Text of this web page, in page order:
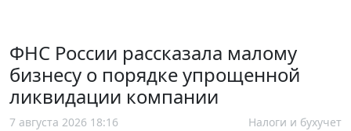
ФНС России рассказала малому
бизнесу о порядке упрощенной
ликвидации компании
7 августа 2026 18:16 Налоги и бухучет